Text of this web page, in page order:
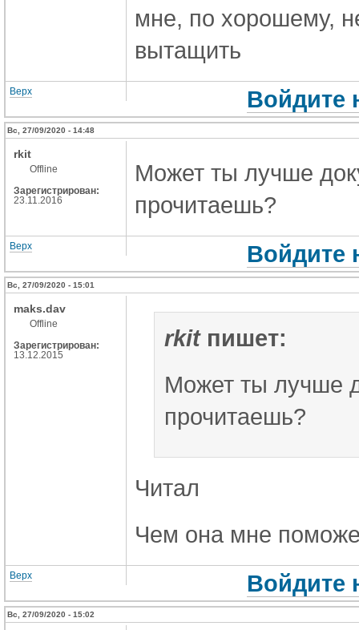
мне, по хорошему,
вытащить
Верх Войдите
Вс, 27/09/2020 - 14:48
rkit
Offline
Зарегистрирован:
23.11.2016
Может ты лучше
прочитаешь?
Верх Войдите
Вс, 27/09/2020 - 15:01
maks.dav
Offline
Зарегистрирован:
13.12.2015
rkitпишет:
Может ты лучше
прочитаешь?
Читал
Чем она мне
Верх Войдите
Вс, 27/09/2020 - 15:02